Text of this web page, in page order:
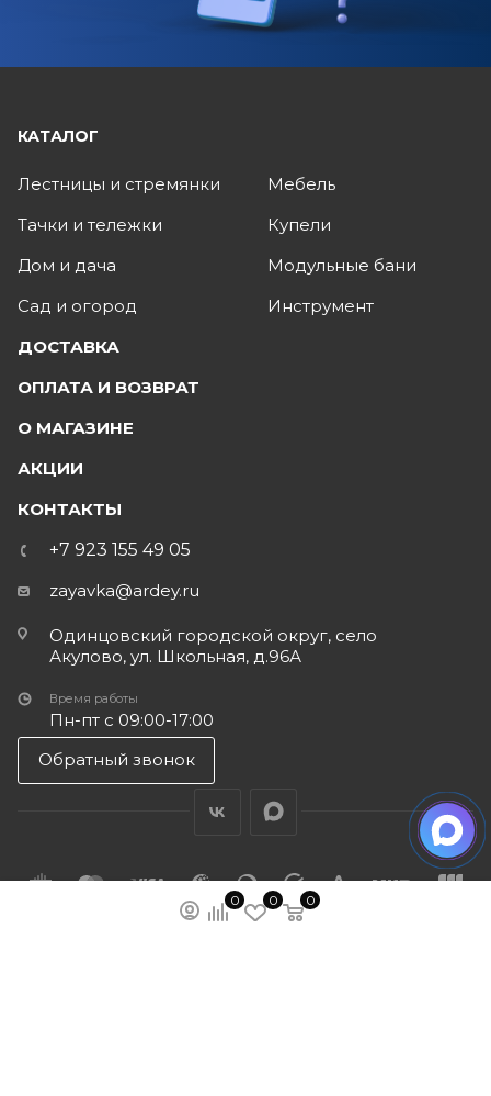
0 0 0
КАТАЛОГ
Лестницы и стремянки
Тачки и тележки
Дом и дача
Сад и огород
Мебель
Купели
Модульные бани
Инструмент
ДОСТАВКА
ОПЛАТА И ВОЗВРАТ
О МАГАЗИНЕ
АКЦИИ
КОНТАКТЫ
+7 923 155 49 05
zayavka@ardey.ru
Одинцовский городской округ, село
Акулово, ул. Школьная, д.96А
Время работы
Пн-пт с 09:00-17:00
Обратный звонок